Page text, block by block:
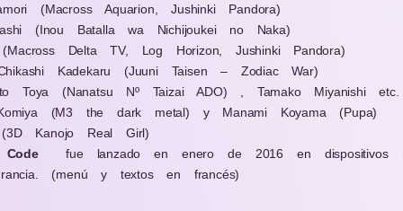
(Macross Aquarion, Jushinki Pandora)
(Inou Batalla wa Nichijoukei no Naka)
Delta TV, Log Horizon, Jushinki Pandora)
Kadekaru (Juuni Taisen – Zodiac War)
Toya (Nanatsu Nº Taizai ADO) , Tamako Miyanishi etc.
(M3 the dark metal) y Manami Koyama (Pupa)
Kanojo Real Girl)
fue lanzado en enero de 2016 en dispositivos
(menú y textos en francés)